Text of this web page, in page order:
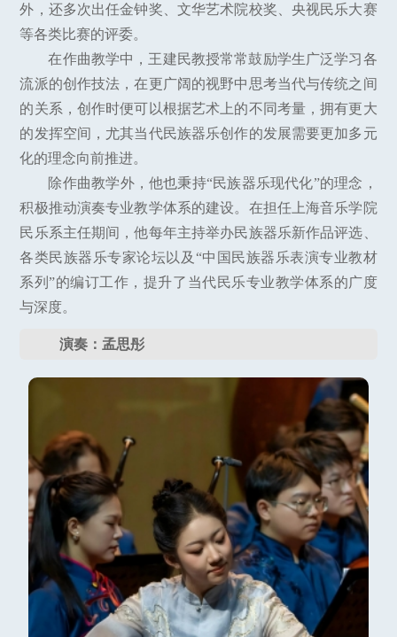
外，还多次出任金钟奖、文华艺术院校奖、央视民乐大赛
等各类比赛的评委。
在作曲教学中，王建民教授常常鼓励学生广泛学习各
流派的创作技法，在更广阔的视野中思考当代与传统之间
的关系，创作时便可以根据艺术上的不同考量，拥有更大
的发挥空间，尤其当代民族器乐创作的发展需要更加多元
化的理念向前推进。
除作曲教学外，他也秉持“民族器乐现代化”的理念，
积极推动演奏专业教学体系的建设。在担任上海音乐学院
民乐系主任期间，他每年主持举办民族器乐新作品评选、
各类民族器乐专家论坛以及“中国民族器乐表演专业教材
系列”的编订工作，提升了当代民乐专业教学体系的广度
与深度。
演奏：孟思彤